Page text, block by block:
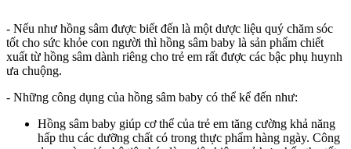
- Nếu như hồng sâm được biết đến là một dược liệu quý chăm sóc
tốt cho sức khỏe con người thì hồng sâm baby là sản phẩm chiết
xuất từ hồng sâm dành riêng cho trẻ em rất được các bậc phụ huynh
ưa chuộng.
- Những công dụng của hồng sâm baby có thể kể đến như:
Hồng sâm baby giúp cơ thể của trẻ em tăng cường khả năng
hấp thu các dưỡng chất có trong thực phẩm hàng ngày. Công